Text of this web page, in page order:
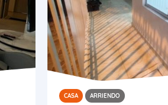
CASA ARRIENDO